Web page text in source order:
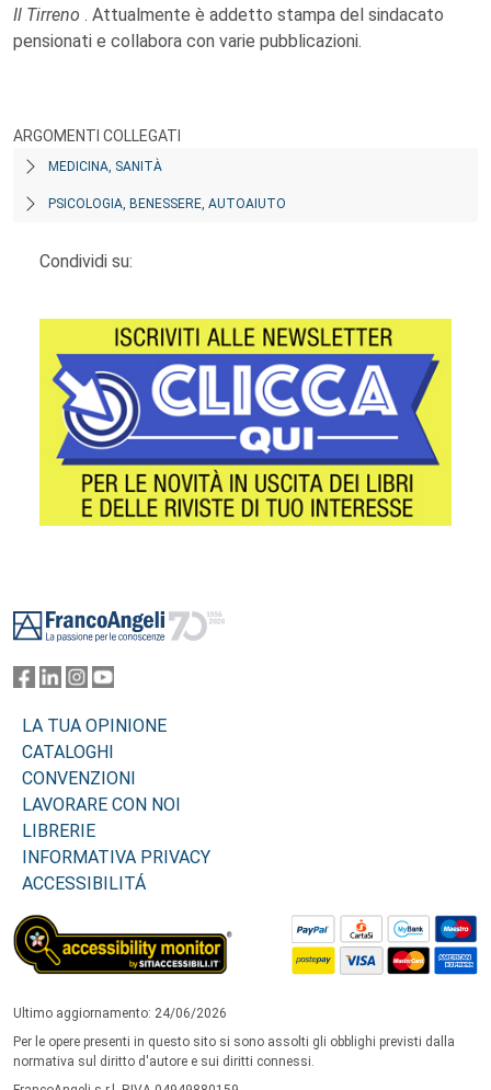
Il Tirreno . Attualmente è addetto stampa del sindacato
pensionati e collabora con varie pubblicazioni.
ARGOMENTI COLLEGATI
MEDICINA, SANITÀ
PSICOLOGIA, BENESSERE, AUTOAIUTO
Condividi su:
LA TUA OPINIONE
CATALOGHI
CONVENZIONI
LAVORARE CON NOI
LIBRERIE
INFORMATIVA PRIVACY
ACCESSIBILITÁ
Ultimo aggiornamento: 24/06/2026
Per le opere presenti in questo sito si sono assolti gli obblighi previsti dalla
normativa sul diritto d'autore e sui diritti connessi.